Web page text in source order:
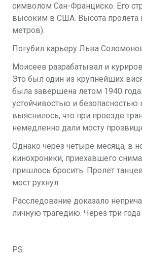
символом Сан-Франциско. Его
высоким в США. Высота пролета
метров).
Погубил карьеру Льва
Моисеев разрабатывал и
Это был один из крупнейших
была завершена летом 1940
устойчивостью и
выяснилось, что при проезде
немедленно дали мосту
Однако через четыре месяца, в
кинохроники, приехавшего
пришлось бросить. Пролет
мост рухнул.
Расследование доказало
личную трагедию. Через три
P.S.